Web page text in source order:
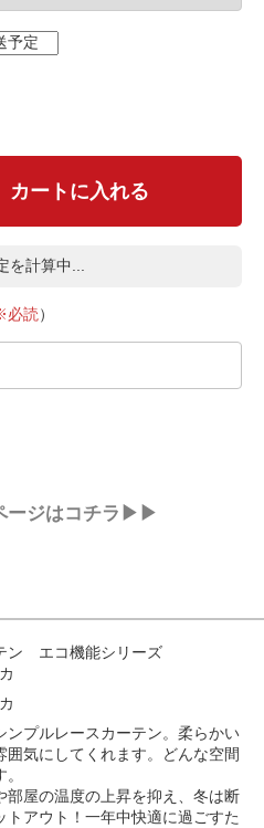
カートに入れる
を計算中...
必読）
ージはコチラ▶▶
ン エコ機能シリーズ
ンプルレースカーテン。柔らかい
気にしてくれます。どんな空間
部屋の温度の上昇を抑え、冬は断
アウト！一年中快適に過ごすた